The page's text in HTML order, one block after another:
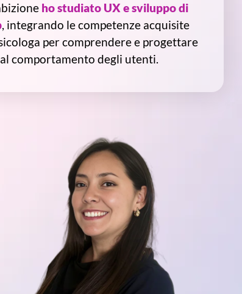
ho studiato UX e sviluppo di
, integrando le competenze acquisite
per comprendere e progettare
comportamento degli utenti.